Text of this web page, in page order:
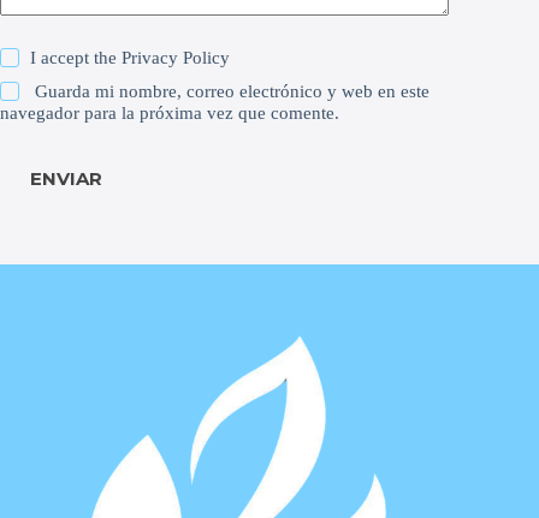
I accept thePrivacy Policy
Guarda mi nombre, correo electrónico y web en este
navegador para la próxima vez que comente.
ENVIAR